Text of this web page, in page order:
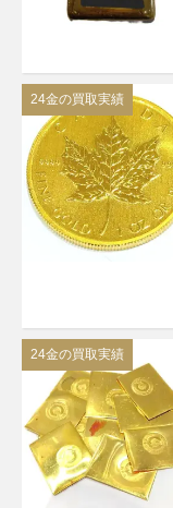
24金の買取実績
24金の買取実績